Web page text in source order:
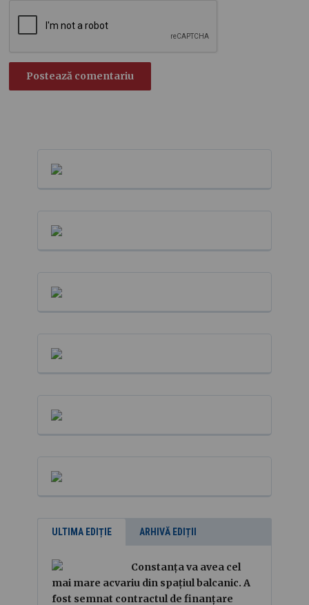
ULTIMA EDIȚIE ARHIVĂ EDIȚII
Constanța va avea cel
mai mare acvariu din spațiul balcanic. A
fost semnat contractul de finanțare